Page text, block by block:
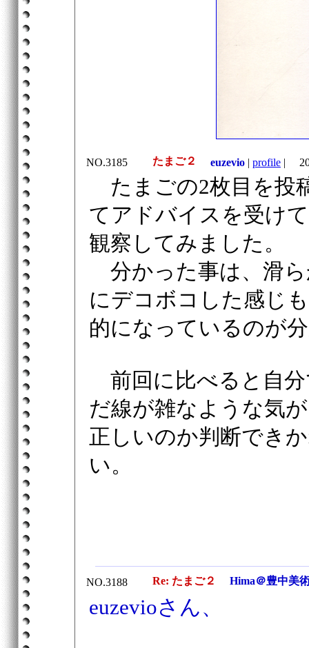
NO.3185 たまご２ euzevio | profile |
たまごの2枚目を投
てアドバイスを受け
観察してみました。
分かった事は、滑
にデコボコした感じ
的になっているのが
前回に比べると自
だ線が雑なような気
正しいのか判断でき
い。
NO.3188 Re: たまご２ Hima＠豊中美
euzevioさん、